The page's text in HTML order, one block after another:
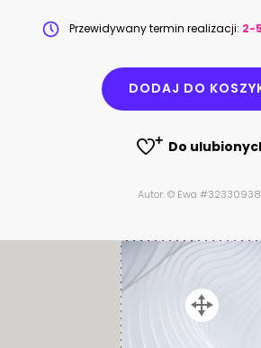
Przewidywany termin realizacji: 2-5
DODAJ DO
Do
Autor: © Ewa